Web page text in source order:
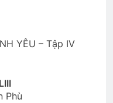
YÊU – Tập IV
Phù